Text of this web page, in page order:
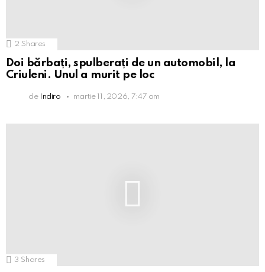
2 Shares
Doi bărbați, spulberați de un automobil, la
Criuleni. Unul a murit pe loc
de Indiro martie 11, 2026, 7:47 am
3 Shares